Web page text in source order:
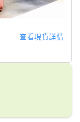
查看現貨詳情